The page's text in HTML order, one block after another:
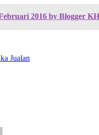
2016 by Blogger
Jualan